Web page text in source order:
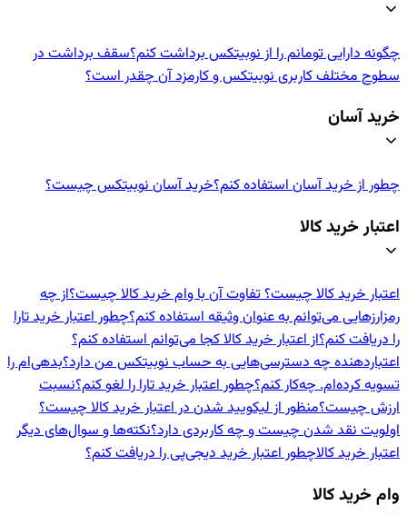
چگونه دارایی تومانم را از نوبیتکس برداشت کنم؟سقف برداشت در
سطوح مختلف کاربری نوبیتکس و کارمزد آن چقدر است؟
خرید آسان
چطور از خرید آسان استفاده کنم؟خرید آسان نوبیتکس چیست؟
اعتبار خرید کالا
اعتبار خرید کالا چیست؟ تفاوت آن با وام خرید کالا چیست؟از چه
رمزارزهایی می‌توانم به عنوان وثیقه استفاده کنم؟چطور اعتبار خرید تارا
را دریافت کنم؟از اعتبار خرید کالا کجا می‌توانم استفاده کنم؟
اعتباردهنده‌ چه دسترسی‌هایی به حساب نوبیتکس من دارد؟بدهی‌ام را
تسویه کرده‌ام. چه‌کار کنم؟چطور اعتبار خرید تارا را لغو کنم؟نسبت
ارزش چیست؟منظور از لیکویید شدن در اعتبار خرید کالا چیست؟
اولویت نقد شدن چیست و چه کاربردی دارد؟نکته‌ها و سوال‌های دیگر
اعتبار خرید کالاچطور اعتبار خرید دیجی‌پی را دریافت کنم؟
وام خرید کالا